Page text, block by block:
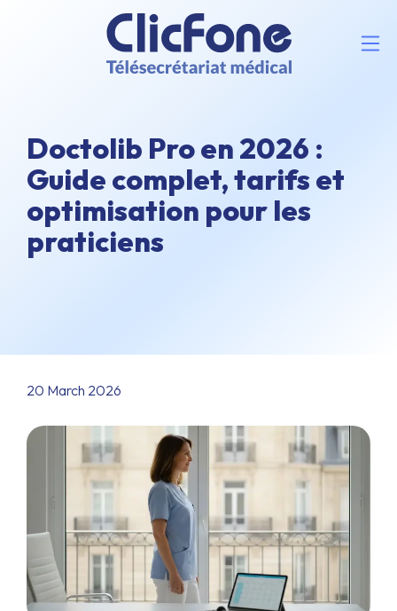
Doctolib Pro en 2026 :
Guide complet, tarifs et
optimisation pour les
praticiens
20 March 2026